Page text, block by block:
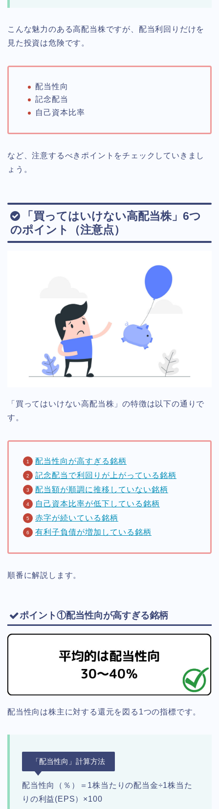
こんな魅力のある高配当株ですが、配当利回りだけを
見た投資は危険です。
配当性向
記念配当
自己資本比率
など、注意するべきポイントをチェックしていきまし
ょう。
「買ってはいけない高配当株」6つ
のポイント（注意点）
「買ってはいけない高配当株」の特徴は以下の通りで
す。
配当性向が高すぎる銘柄
記念配当で利回りが上がっている銘柄
配当額が順調に推移していない銘柄
自己資本比率が低下している銘柄
赤字が続いている銘柄
有利子負債が増加している銘柄
順番に解説します。
ポイント①配当性向が高すぎる銘柄
配当性向は株主に対する還元を図る1つの指標です。
「配当性向」計算方法
配当性向（％）＝1株当たりの配当金÷1株当た
りの利益(EPS）×100